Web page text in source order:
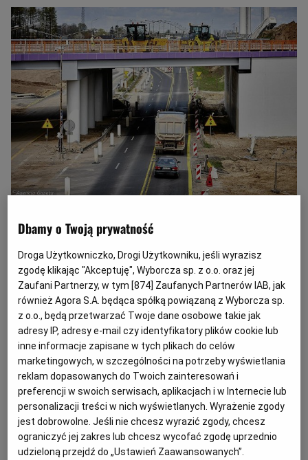
Zamawiający ma prawo do wezwania
wykonawców do złożenia wszystkich
dokumentów i oświadczeń
potwierdzających, że nie podlegają oni
wykluczeniu z przetargu.
Jeżeli jest to niezbędne do zapewnienia
odpowiedniego przebiegu postępowania o
udzielenie zamówienia publicznego,zamawiający
może na każdym etapie postępowania wezwać
wykonawców do złożenia wszystkich lub
Dbamy o Twoją prywatność
Droga Użytkowniczko, Drogi Użytkowniku, jeśli wyrazisz
zgodę klikając "Akceptuję", Wyborcza sp. z o.o. oraz jej
Zaufani Partnerzy, w tym [874] Zaufanych Partnerów IAB, jak
również Agora S.A. będąca spółką powiązaną z Wyborcza sp.
z o.o., będą przetwarzać Twoje dane osobowe takie jak
adresy IP, adresy e-mail czy identyfikatory plików cookie lub
inne informacje zapisane w tych plikach do celów
marketingowych, w szczególności na potrzeby wyświetlania
reklam dopasowanych do Twoich zainteresowań i
preferencji w swoich serwisach, aplikacjach i w Internecie lub
personalizacji treści w nich wyświetlanych. Wyrażenie zgody
jest dobrowolne. Jeśli nie chcesz wyrazić zgody, chcesz
ograniczyć jej zakres lub chcesz wycofać zgodę uprzednio
udzieloną przejdź do „Ustawień Zaawansowanych”.